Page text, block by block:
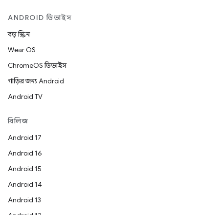
ANDROID ডিভাইস
বড় স্ক্রিন
Wear OS
ChromeOS ডিভাইস
গাড়ির জন্য Android
Android TV
রিলিজ
Android 17
Android 16
Android 15
Android 14
Android 13